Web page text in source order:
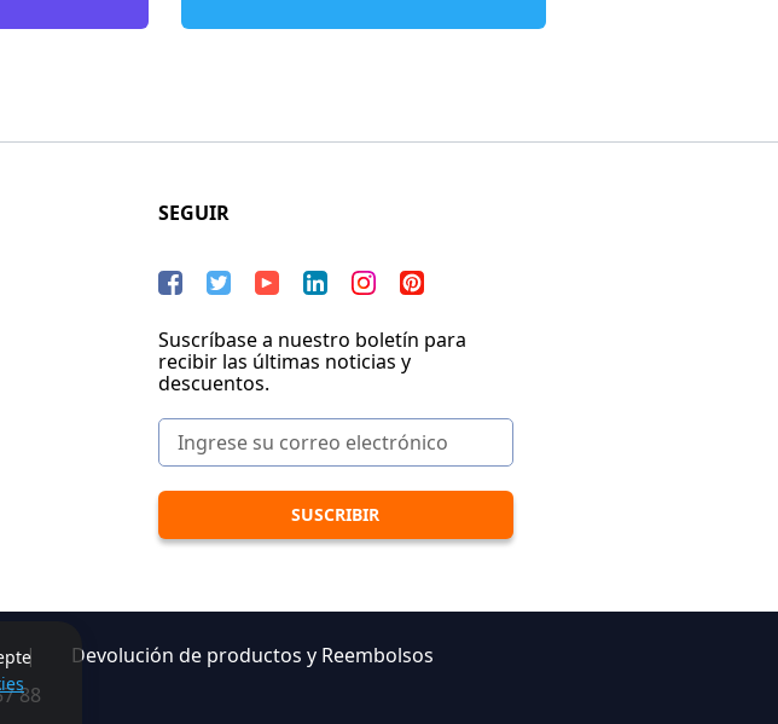
SEGUIR
Suscríbase a nuestro boletín para
recibir las últimas noticias y
descuentos.
|
Devolución de productos y Reembolsos
88